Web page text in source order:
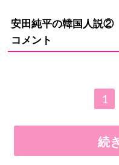
安田純平の韓国人説②
コメント
1
続